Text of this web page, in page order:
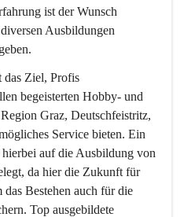
ist der Wunsch
Ausbildungen
das Ziel, Profis
begeisterten Hobby- und
Graz, Deutschfeistritz,
Service bieten. Ein
auf die Ausbildung von
da hier die Zukunft für
Bestehen auch für die
Top ausgebildete